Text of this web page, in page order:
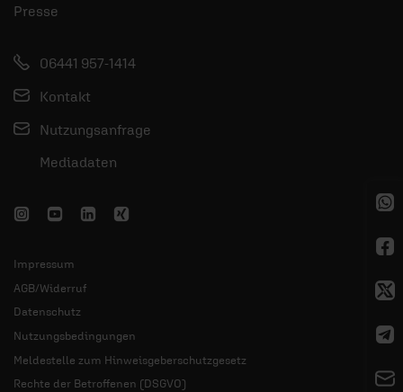
Presse
06441 957-1414
Kontakt
Nutzungsanfrage
Mediadaten
Impressum
AGB/Widerruf
Datenschutz
Nutzungsbedingungen
Meldestelle zum Hinweisgeberschutzgesetz
Rechte der Betroffenen (DSGVO)